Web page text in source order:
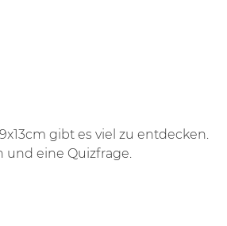
gibt es viel zu entdecken.
und eine Quizfrage.